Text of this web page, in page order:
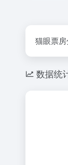
猫眼票
数据统